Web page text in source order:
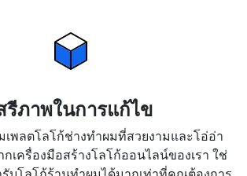
รีภาพในการแก้ไข
พลตโลโก้ช่างทำผมที่สวยงามและโอ่อ่า
เครื่องมือสร้างโลโก้ออนไลน์ของเรา ใช่